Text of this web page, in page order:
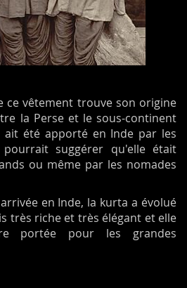
ce vêtement trouve son origine
la Perse et le sous-continent
été apporté en Inde par les
suggérer qu'elle était
ou même par les nomades
en Inde, la kurta a évolué
très riche et très élégant et elle
portée pour les grandes